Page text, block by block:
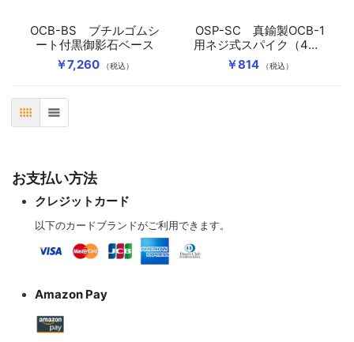
￥7,260 （税込）
OCB-BS ブチルゴムシ
ート付黒御影石ベース
￥814
（税込）
OSP-SC 真鍮製OCB-1
用ネジ式スパイク（4個1
組）
表 リスト
お支払い方法
クレジットカード
以下のカードブランドがご利用できます。
Amazon Pay